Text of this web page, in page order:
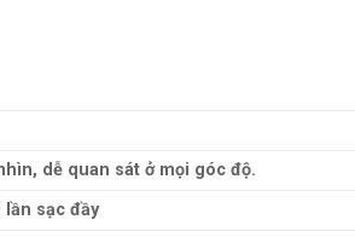
dễ quan sát ở mọi góc độ.
lần sạc đầy